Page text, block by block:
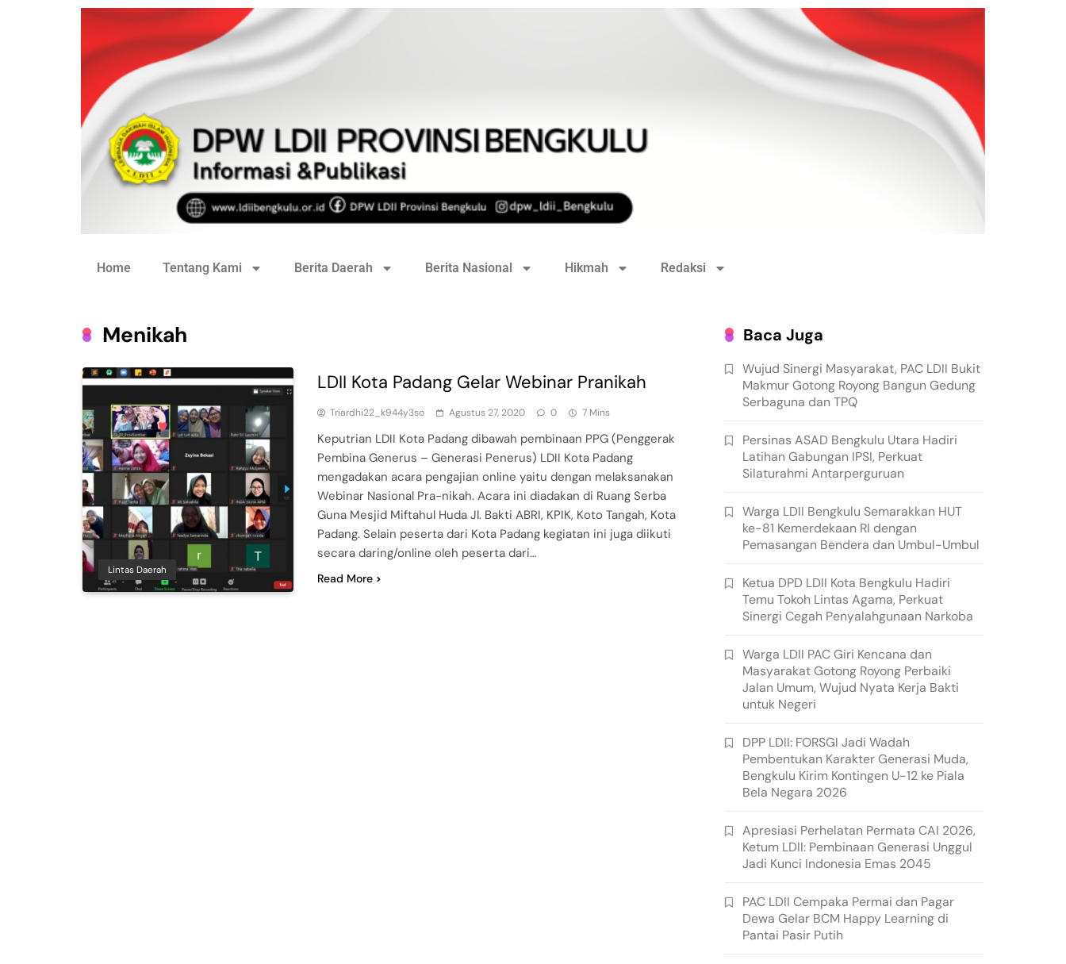
Home Tentang Kami Berita Daerah Berita Nasional Hikmah Redaksi
Menikah
Lintas Daerah
LDII Kota Padang Gelar Webinar Pranikah
Triardhi22_k944y3so Agustus 27, 2020 0 7 Mins
Keputrian LDII Kota Padang dibawah pembinaan PPG (Penggerak
Pembina Generus – Generasi Penerus) LDII Kota Padang
mengadakan acara pengajian online yaitu dengan melaksanakan
Webinar Nasional Pra-nikah. Acara ini diadakan di Ruang Serba
Guna Mesjid Miftahul Huda Jl. Bakti ABRI, KPIK, Koto Tangah, Kota
Padang. Selain peserta dari Kota Padang kegiatan ini juga diikuti
secara daring/online oleh peserta dari…
Read More
Baca Juga
Wujud Sinergi Masyarakat, PAC LDII Bukit
Makmur Gotong Royong Bangun Gedung
Serbaguna dan TPQ
Persinas ASAD Bengkulu Utara Hadiri
Latihan Gabungan IPSI, Perkuat
Silaturahmi Antarperguruan
Warga LDII Bengkulu Semarakkan HUT
ke-81 Kemerdekaan RI dengan
Pemasangan Bendera dan Umbul-Umbul
Ketua DPD LDII Kota Bengkulu Hadiri
Temu Tokoh Lintas Agama, Perkuat
Sinergi Cegah Penyalahgunaan Narkoba
Warga LDII PAC Giri Kencana dan
Masyarakat Gotong Royong Perbaiki
Jalan Umum, Wujud Nyata Kerja Bakti
untuk Negeri
DPP LDII: FORSGI Jadi Wadah
Pembentukan Karakter Generasi Muda,
Bengkulu Kirim Kontingen U-12 ke Piala
Bela Negara 2026
Apresiasi Perhelatan Permata CAI 2026,
Ketum LDII: Pembinaan Generasi Unggul
Jadi Kunci Indonesia Emas 2045
PAC LDII Cempaka Permai dan Pagar
Dewa Gelar BCM Happy Learning di
Pantai Pasir Putih